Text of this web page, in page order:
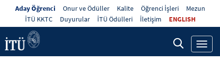
Aday Öğrenci Onur ve Ödüller Kalite Öğrenci İşleri
Mezun
İTÜ KKTC
Duyurular İTÜ Ödülleri İletişim ENGLISH